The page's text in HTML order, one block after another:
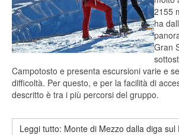
2155
ha
Gran
Campotosto e presenta escursioni varie e
difficoltà. Per questo, e per la facilità di
descritto è tra i più percorsi del gruppo.
Leggi tutto: Monte di Mezzo dalla diga